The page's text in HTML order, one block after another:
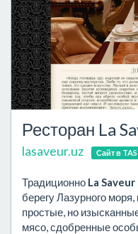
Ресторан La
lasaveur.uz Сайт в
Традиционно La Saveur
берегу Лазурного
простые, но
мясо, сдобренные